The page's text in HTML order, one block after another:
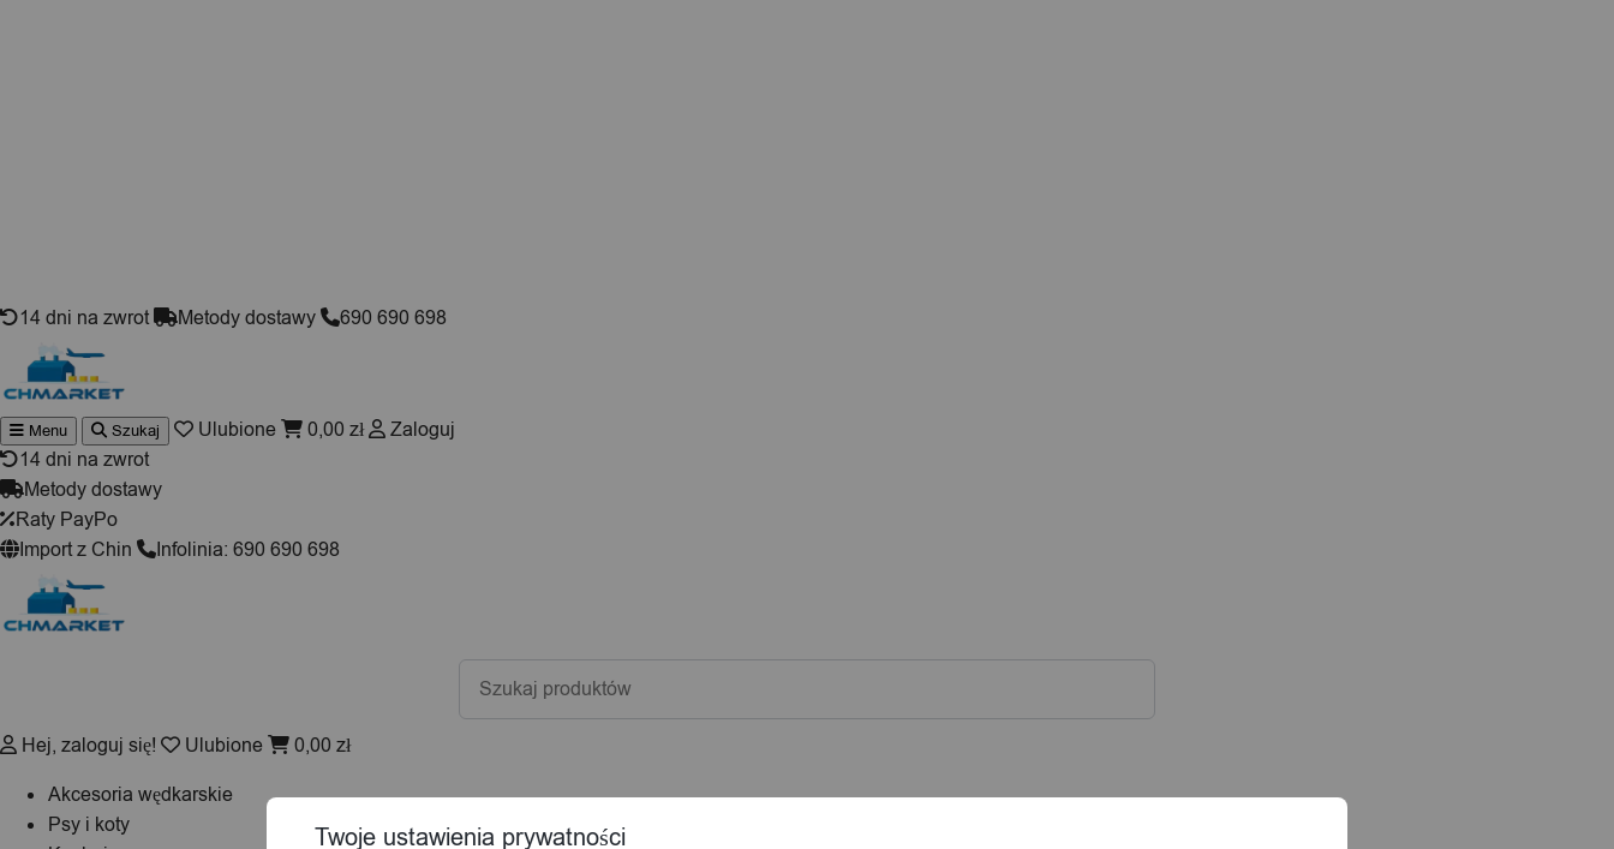
14 dni na zwrot Metody dostawy 690 690 698
Menu Szukaj Ulubione 0,00 zł
Zaloguj
14 dni na zwrot
Metody dostawy
Raty PayPo
Import z Chin
Infolinia: 690 690 698
Wyszukiwarka
produktów
Hej, zaloguj się! Ulubione 0,00 zł
Akcesoria wędkarskie
Psy i koty
Twoje ustawienia prywatności